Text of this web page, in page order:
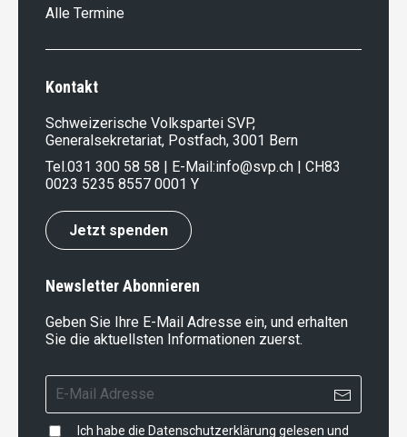
Alle Termine
Kontakt
Schweizerische Volkspartei SVP,
Generalsekretariat, Postfach, 3001 Bern
Tel.031 300 58 58 | E-Mail:info@svp.ch | CH83
0023 5235 8557 0001 Y
Jetzt spenden
Newsletter Abonnieren
Geben Sie Ihre E-Mail Adresse ein, und erhalten
Sie die aktuellsten Informationen zuerst.
Ich habe die Datenschutzerklärung gelesen und